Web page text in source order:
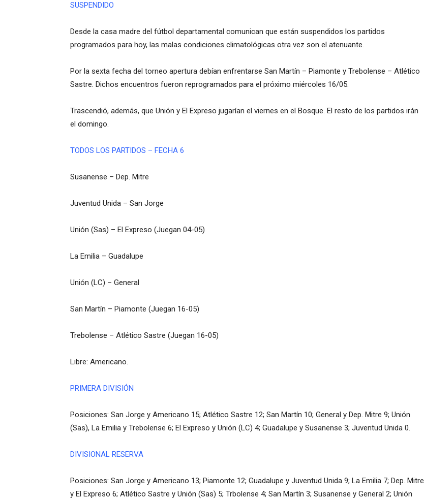
SUSPENDIDO
Desde la casa madre del fútbol departamental comunican que están suspendidos los partidos
programados para hoy, las malas condiciones climatológicas otra vez son el atenuante.
Por la sexta fecha del torneo apertura debían enfrentarse San Martín – Piamonte y Trebolense – Atlético
Sastre. Dichos encuentros fueron reprogramados para el próximo miércoles 16/05.
Trascendió, además, que Unión y El Expreso jugarían el viernes en el Bosque. El resto de los partidos irán
el domingo.
TODOS LOS PARTIDOS – FECHA 6
Susanense – Dep. Mitre
Juventud Unida – San Jorge
Unión (Sas) – El Expreso (Juegan 04-05)
La Emilia – Guadalupe
Unión (LC) – General
San Martín – Piamonte (Juegan 16-05)
Trebolense – Atlético Sastre (Juegan 16-05)
Libre: Americano.
PRIMERA DIVISIÓN
Posiciones: San Jorge y Americano 15; Atlético Sastre 12; San Martín 10; General y Dep. Mitre 9; Unión
(Sas), La Emilia y Trebolense 6; El Expreso y Unión (LC) 4; Guadalupe y Susanense 3; Juventud Unida 0.
DIVISIONAL RESERVA
Posiciones: San Jorge y Americano 13; Piamonte 12; Guadalupe y Juventud Unida 9; La Emilia 7; Dep. Mitre
y El Expreso 6; Atlético Sastre y Unión (Sas) 5; Trbolense 4; San Martín 3; Susanense y General 2; Unión